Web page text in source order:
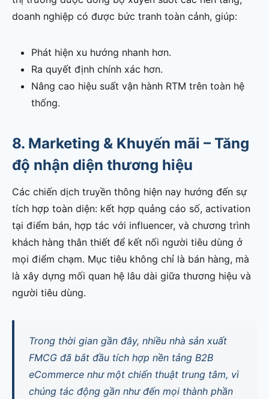
doanh nghiệp có được bức tranh toàn cảnh, giúp:
Phát hiện xu hướng nhanh hơn.
Ra quyết định chính xác hơn.
Nâng cao hiệu suất vận hành RTM trên toàn hệ
thống.
8. Marketing & Khuyến mãi – Tăng
độ nhận diện thương hiệu
Các chiến dịch truyền thông hiện nay hướng đến sự
tích hợp toàn diện: kết hợp quảng cáo số, activation
tại điểm bán, hợp tác với influencer, và chương trình
khách hàng thân thiết để kết nối người tiêu dùng ở
mọi điểm chạm. Mục tiêu không chỉ là bán hàng, mà
là xây dựng mối quan hệ lâu dài giữa thương hiệu và
người tiêu dùng.
Trong thời gian gần đây, nhiều nhà sản xuất
FMCG đã bắt đầu tích hợp nền tảng B2B
eCommerce như một chiến thuật trung tâm, vì
chúng tác động gần như đến mọi thành phần